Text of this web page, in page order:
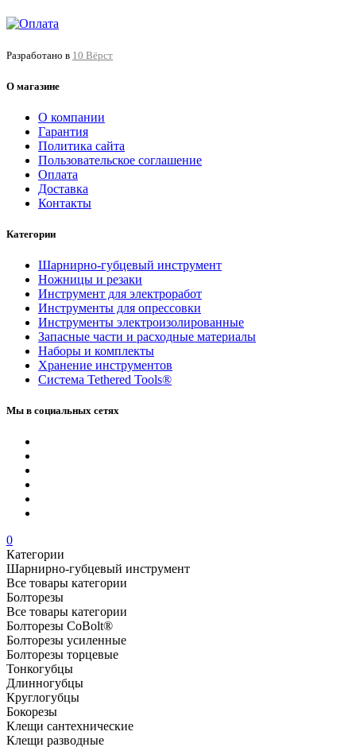
Разработано в 10 Вёрст
О магазине
О компании
Гарантия
Политика сайта
Пользовательское соглашение
Оплата
Доставка
Контакты
Категории
Шарнирно-губцевый инструмент
Ножницы и резаки
Инструмент для электроработ
Инструменты для опрессовки
Инструменты электроизолированные
Запасные части и расходные материалы
Наборы и комплекты
Хранение инс­тру­мен­тов
Система Tethered Tools®
Мы в социальных сетях
0
Категории
Шарнирно-губцевый инструмент
Все товары категории
Болторезы
Все товары категории
Болторезы CoBolt®
Болторезы усиленные
Болторезы торцевые
Тонкогубцы
Длинногубцы
Круглогубцы
Бокорезы
Клещи сантехнические
Клещи разводные